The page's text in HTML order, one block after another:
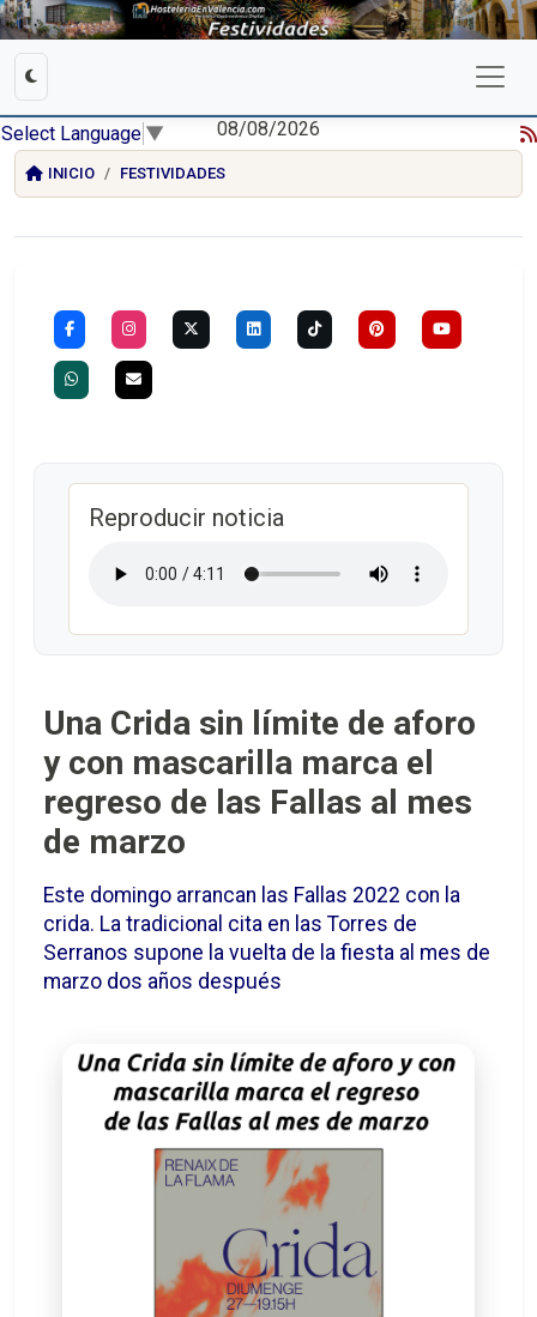
Select Language ▼ 08/08/2026
INICIO FESTIVIDADES
Reproducir noticia
Una Crida sin límite de aforo
y con mascarilla marca el
regreso de las Fallas al mes
de marzo
Este domingo arrancan las Fallas 2022 con la
crida. La tradicional cita en las Torres de
Serranos supone la vuelta de la fiesta al mes de
marzo dos años después